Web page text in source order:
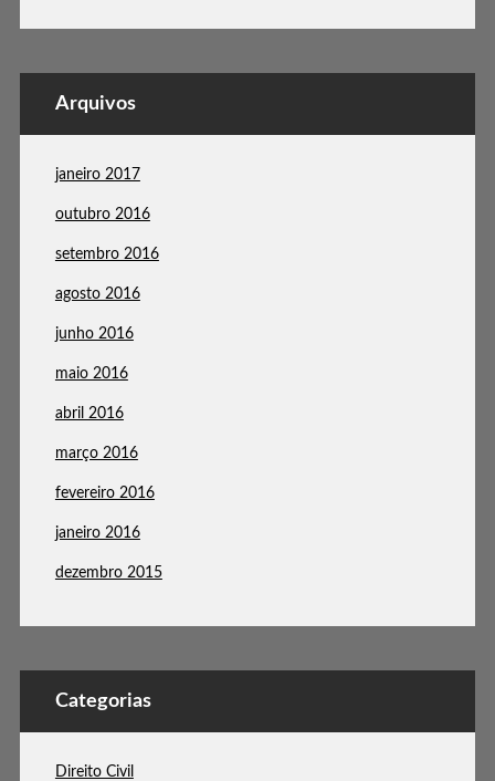
Arquivos
janeiro 2017
outubro 2016
setembro 2016
agosto 2016
junho 2016
maio 2016
abril 2016
março 2016
fevereiro 2016
janeiro 2016
dezembro 2015
Categorias
Direito Civil